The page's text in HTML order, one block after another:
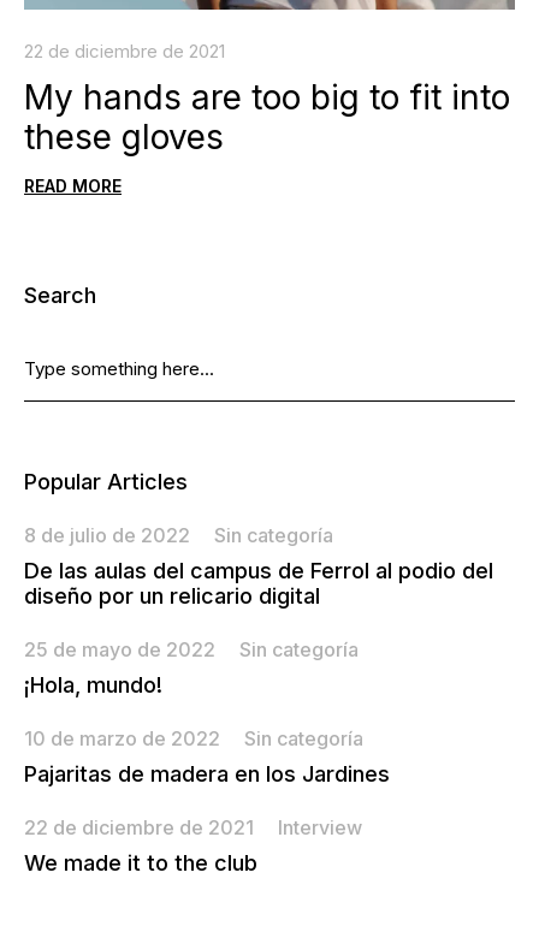
22 de diciembre de 2021
My hands are too big to fit into
these gloves
READ MORE
Search
Popular Articles
8 de julio de 2022 Sin categoría
De las aulas del campus de Ferrol al podio del
diseño por un relicario digital
25 de mayo de 2022 Sin categoría
¡Hola, mundo!
10 de marzo de 2022 Sin categoría
Pajaritas de madera en los Jardines
22 de diciembre de 2021 Interview
We made it to the club